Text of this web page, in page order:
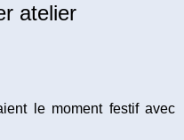
atelier
le moment festif avec